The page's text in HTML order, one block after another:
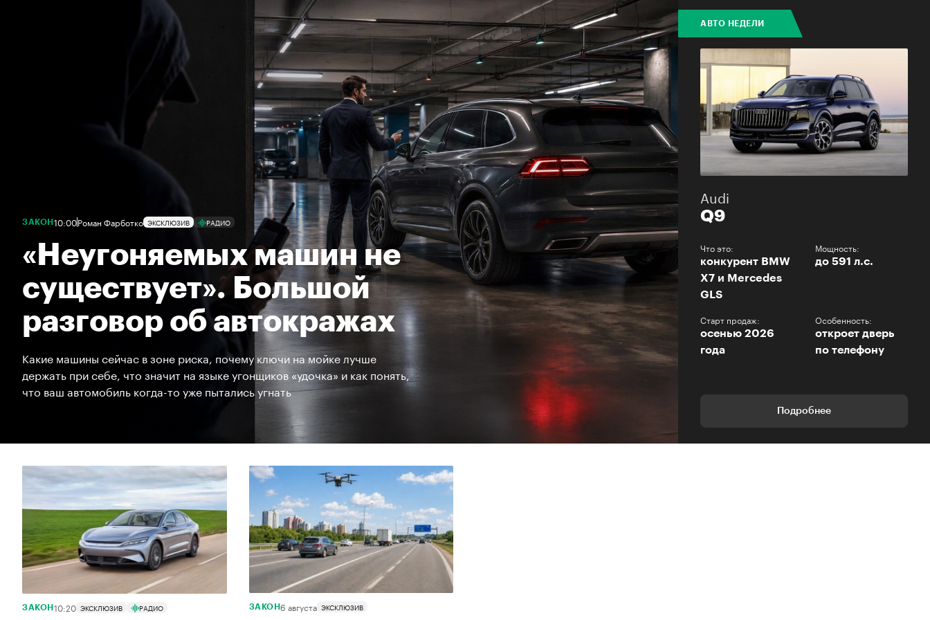
ЗАКОН 10:00Роман Фарботко ЭКСКЛЮЗИВ РАДИО
«Неугоняемых машин не
существует». Большой
разговор об автокражах
Какие машины сейчас в зоне риска, почему ключи на мойке лучше
держать при себе, что значит на языке угонщиков «удочка» и как понять,
что ваш автомобиль когда-то уже пытались угнать
АВТО НЕДЕЛИ
Audi
Q9
Что это:
конкурент BMW
X7 и Mercedes
GLS
Мощность:
до 591 л.с.
Старт продаж:
осенью 2026
года
Особенность:
откроет дверь
по телефону
Подробнее
ЗАКОН 10:20 ЭКСКЛЮЗИВ РАДИО ЗАКОН6 августа ЭКСКЛЮЗИВ